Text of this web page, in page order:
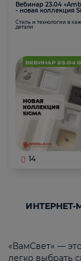
Вебинар 23.04
- новая коллекция
Стиль и технологии в
детали
14
«ВамСвет» —
легко выбрать